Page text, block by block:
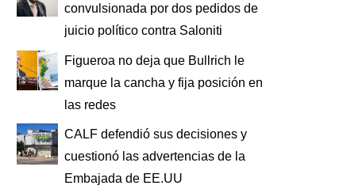
convulsionada por dos pedidos de
juicio político contra Saloniti
Figueroa no deja que Bullrich le
marque la cancha y fija posición en
las redes
CALF defendió sus decisiones y
cuestionó las advertencias de la
Embajada de EE.UU